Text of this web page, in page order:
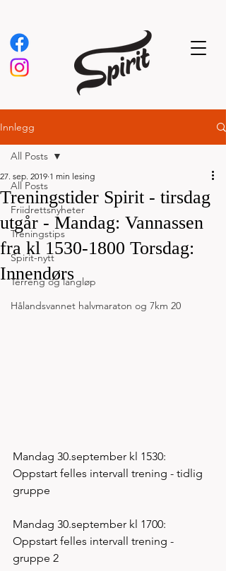
Innlegg
All Posts
Friidrettsnyheter
Treningstips
Spirit-nytt
Terreng og langløp
Hålandsvannet halvmaraton og 7km 20
All Posts
Treningstider Spirit - tirsdag
utgår - Mandag: Vannassen
fra kl 1530-1800 Torsdag:
Innendørs
27. sep. 2019 1 min lesing
Mandag 30.september kl 1530:
Oppstart felles intervall trening - tidlig
gruppe
Mandag 30.september kl 1700:
Oppstart felles intervall trening -
gruppe 2